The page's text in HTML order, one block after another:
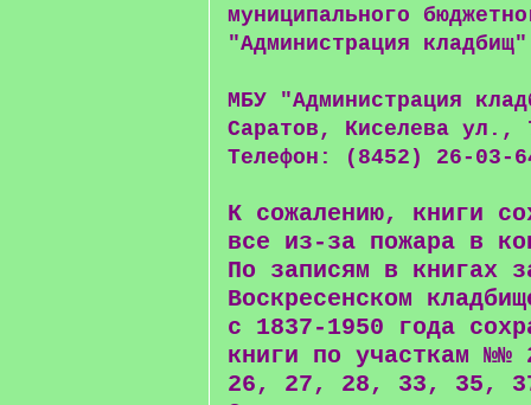
муниципального
"Администрация
МБУ "Администрация
Саратов, Киселева ул.,
Телефон: (8452) 26-03-
К сожалению, книги
все из-за пожара в
По записям в книгах
Воскресенском
с 1837-1950 года
книги по участкам
26, 27, 28, 33, 35,